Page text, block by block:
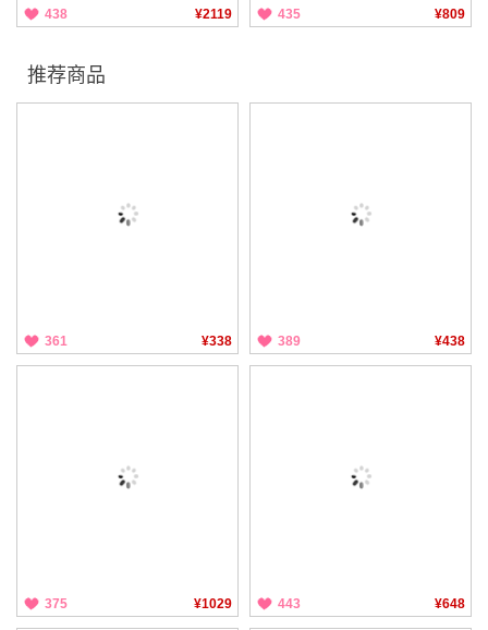
438 ¥2119 435 ¥809
推荐商品
361 ¥338 389 ¥438
375 ¥1029 443 ¥648